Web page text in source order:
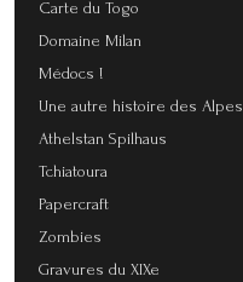
Carte du Togo
Domaine Milan
Médocs !
Une autre histoire des Alpes
Athelstan Spilhaus
Tchiatoura
Papercraft
Zombies
Gravures du XIXe